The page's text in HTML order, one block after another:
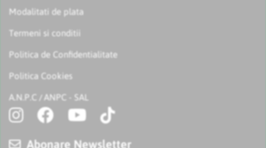
Modalitati de plata
Termeni si conditii
Politica de Confidentialitate
Politica Cookies
A.N.P.C / ANPC - SAL
Abonare Newsletter